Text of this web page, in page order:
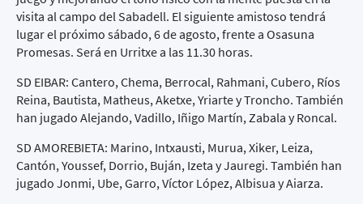
visita al campo del Sabadell. El siguiente amistoso tendrá
lugar el próximo sábado, 6 de agosto, frente a Osasuna
Promesas. Será en Urritxe a las 11.30 horas.
SD EIBAR: Cantero, Chema, Berrocal, Rahmani, Cubero, Ríos
Reina, Bautista, Matheus, Aketxe, Yriarte y Troncho. También
han jugado Alejando, Vadillo, Iñigo Martín, Zabala y Roncal.
SD AMOREBIETA: Marino, Intxausti, Murua, Xiker, Leiza,
Cantón, Youssef, Dorrio, Buján, Izeta y Jauregi. También han
jugado Jonmi, Ube, Garro, Víctor López, Albisua y Aiarza.